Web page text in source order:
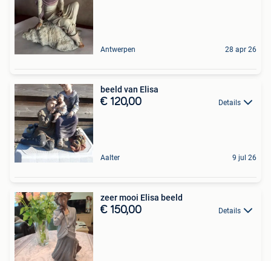
Antwerpen 28 apr 26
beeld van Elisa
€ 120,00 Details
Aalter 9 jul 26
zeer mooi Elisa beeld
€ 150,00 Details